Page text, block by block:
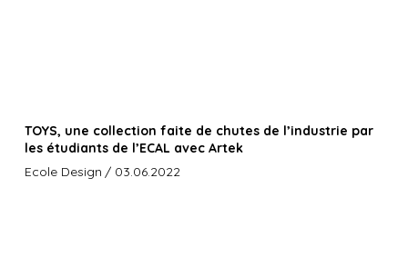
TOYS, une collection faite de chutes de l’industrie par
les étudiants de l’ECAL avec Artek
Ecole Design / 03.06.2022